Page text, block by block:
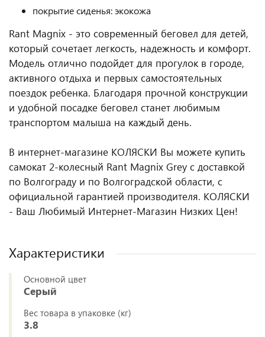
покрытие сиденья: экокожа
Rant Magnix - это современный беговел для детей,
который сочетает легкость, надежность и комфорт.
Модель отлично подойдет для прогулок в городе,
активного отдыха и первых самостоятельных
поездок ребенка. Благодаря прочной конструкции
и удобной посадке беговел станет любимым
транспортом малыша на каждый день.
В интернет-магазине КОЛЯСКИ Вы можете купить
самокат 2-колесный Rant Magnix Grey с доставкой
по Волгограду и по Волгоградской области, с
официальной гарантией производителя. КОЛЯСКИ
- Ваш Любимый Интернет-Магазин Низких Цен!
Характеристики
Основной цвет
Серый
Вес товара в упаковке (кг)
3.8